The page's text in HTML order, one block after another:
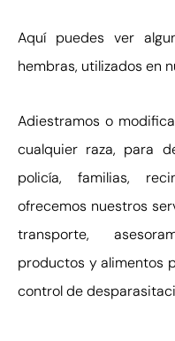
Aquí puedes ver
hembras, utilizados en
Adiestramos o
cualquier raza, para
policía, familias,
ofrecemos nuestros
transporte,
productos y alimentos
control de